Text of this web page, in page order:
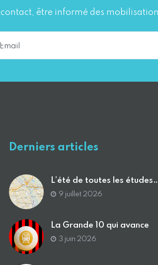
être informé des
Derniers articles
L’été de toutes les
9 juillet 2026
La Grande 10 qui avance
3 juin 2026